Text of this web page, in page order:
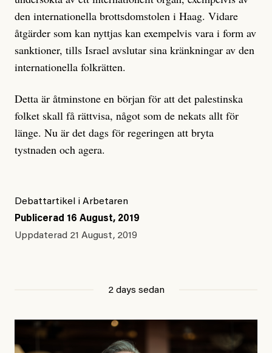
den internationella brottsdomstolen i Haag. Vidare
åtgärder som kan nyttjas kan exempelvis vara i form av
sanktioner, tills Israel avslutar sina kränkningar av den
internationella folkrätten.
Detta är åtminstone en början för att det palestinska
folket skall få rättvisa, något som de nekats allt för
länge. Nu är det dags för regeringen att bryta
tystnaden och agera.
Debattartikel i Arbetaren
Publicerad 16 August, 2019
Uppdaterad 21 August, 2019
2 days sedan